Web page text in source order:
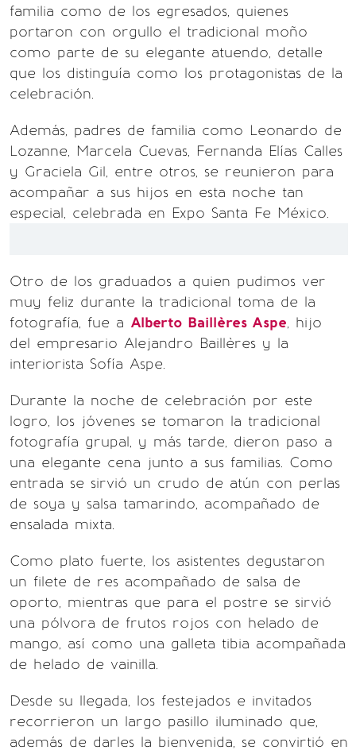
familia como de los egresados, quienes
portaron con orgullo el tradicional moño
como parte de su elegante atuendo, detalle
que los distinguía como los protagonistas de la
celebración.
Además, padres de familia como Leonardo de
Lozanne, Marcela Cuevas, Fernanda Elías Calles
y Graciela Gil, entre otros, se reunieron para
acompañar a sus hijos en esta noche tan
especial, celebrada en Expo Santa Fe México.
Otro de los graduados a quien pudimos ver
muy feliz durante la tradicional toma de la
fotografía, fue a Alberto Baillères Aspe, hijo
del empresario Alejandro Baillères y la
interiorista Sofía Aspe.
Durante la noche de celebración por este
logro, los jóvenes se tomaron la tradicional
fotografía grupal, y más tarde, dieron paso a
una elegante cena junto a sus familias. Como
entrada se sirvió un crudo de atún con perlas
de soya y salsa tamarindo, acompañado de
ensalada mixta.
Como plato fuerte, los asistentes degustaron
un filete de res acompañado de salsa de
oporto, mientras que para el postre se sirvió
una pólvora de frutos rojos con helado de
mango, así como una galleta tibia acompañada
de helado de vainilla.
Desde su llegada, los festejados e invitados
recorrieron un largo pasillo iluminado que,
además de darles la bienvenida, se convirtió en